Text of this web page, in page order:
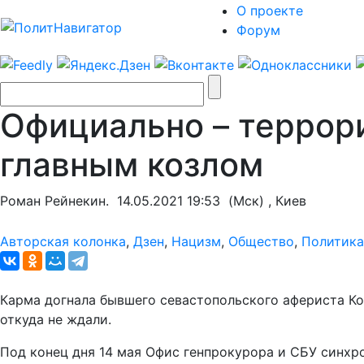
О проекте
Форум
Официально –
главным козлом
Роман Рейнекин. 14.05.2021 19:53 (Мск) , Киев
Авторская колонка, Дзен, Нацизм, Общество, Политика
Карма догнала бывшего севастопольского афериста
откуда не ждали.
Под конец дня 14 мая Офис генпрокурора и СБУ